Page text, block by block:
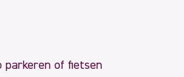
parkeren of fietsen